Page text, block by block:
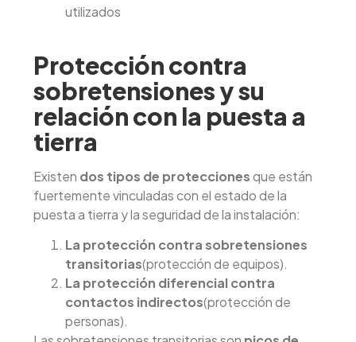
utilizados
Protección contra
sobretensiones y su
relación con la puesta a
tierra
Existen dos tipos de proteccionesque están
fuertemente vinculadas con el estado de la
puesta a tierra y la seguridad de la instalación:
La protección contra sobretensiones
transitorias(protección de equipos).
La protección diferencial contra
contactos indirectos(protección de
personas).